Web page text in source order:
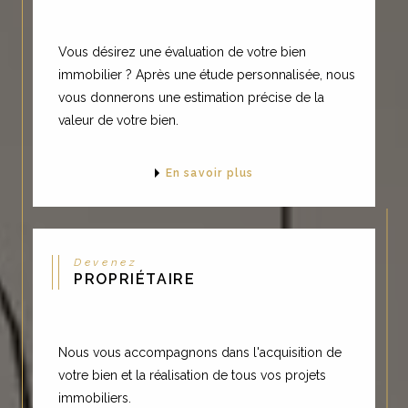
Vous désirez une évaluation de votre bien
immobilier ? Après une étude personnalisée, nous
vous donnerons une estimation précise de la
valeur de votre bien.
En savoir plus
Devenez
PROPRIÉTAIRE
Nous vous accompagnons dans l'acquisition de
votre bien et la réalisation de tous vos projets
immobiliers.